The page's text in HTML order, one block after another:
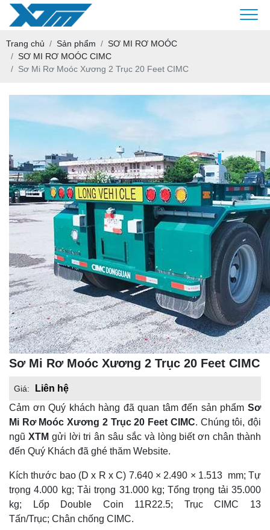
Trang chủ Sản phẩm
SƠ MI RƠ MOÓC
SƠ MI RƠ MOÓC CIMC
Sơ Mi Rơ Moóc Xương 2 Trục 20 Feet CIMC
Sơ Mi Rơ Moóc Xương 2 Trục 20 Feet CIMC
Giá:
Liên hệ
Cảm ơn Quý khách hàng đã quan tâm đến sản phẩm Sơ
Mi Rơ Moóc Xương 2 Trục 20 Feet CIMC. Chúng tôi, đội
ngũ XTM gửi lời tri ân sâu sắc và lòng biết ơn chân thành
đến Quý Khách đã ghé thăm Website.
Kích thước bao (D x R x C) 7.640 × 2.490 × 1.513 mm; Tự
trọng 4.000 kg; Tải trọng 31.000 kg; Tổng trọng tải 35.000
kg; Lốp Double Coin 11R22.5; Trục CIMC 13
Tấn/Trục; Chân chống CIMC.